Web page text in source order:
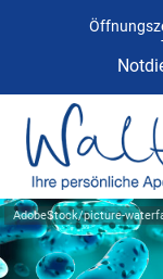
AdobeStock/picture-